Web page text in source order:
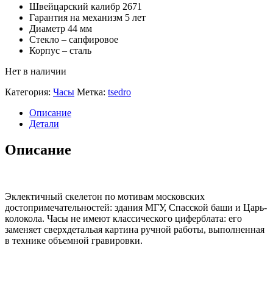
Швейцарский калибр 2671
Гарантия на механизм 5 лет
Диаметр 44 мм
Стекло – сапфировое
Корпус – сталь
Нет в наличии
Категория: Часы Метка: tsedro
Описание
Детали
Описание
Эклектичный скелетон по мотивам московских
достопримечательностей: здания МГУ, Спасской баши и Царь-
колокола. Часы не имеют классического циферблата: его
заменяет сверхдетальая картина ручной работы, выполненная
в технике объемной гравировки.